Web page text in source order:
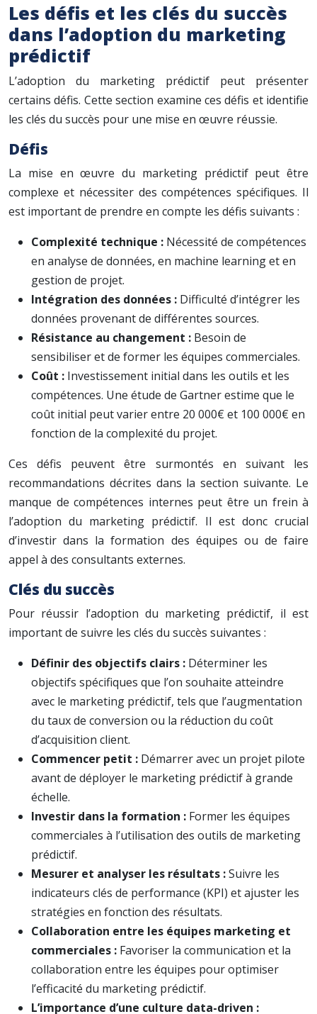
Les défis et les clés du succès
dans l’adoption du marketing
prédictif
L’adoption du marketing prédictif peut présenter
certains défis. Cette section examine ces défis et identifie
les clés du succès pour une mise en œuvre réussie.
Défis
La mise en œuvre du marketing prédictif peut être
complexe et nécessiter des compétences spécifiques. Il
est important de prendre en compte les défis suivants :
Complexité technique : Nécessité de compétences
en analyse de données, en machine learning et en
gestion de projet.
Intégration des données : Difficulté d’intégrer les
données provenant de différentes sources.
Résistance au changement : Besoin de
sensibiliser et de former les équipes commerciales.
Coût : Investissement initial dans les outils et les
compétences. Une étude de Gartner estime que le
coût initial peut varier entre 20 000€ et 100 000€ en
fonction de la complexité du projet.
Ces défis peuvent être surmontés en suivant les
recommandations décrites dans la section suivante. Le
manque de compétences internes peut être un frein à
l’adoption du marketing prédictif. Il est donc crucial
d’investir dans la formation des équipes ou de faire
appel à des consultants externes.
Clés du succès
Pour réussir l’adoption du marketing prédictif, il est
important de suivre les clés du succès suivantes :
Définir des objectifs clairs : Déterminer les
objectifs spécifiques que l’on souhaite atteindre
avec le marketing prédictif, tels que l’augmentation
du taux de conversion ou la réduction du coût
d’acquisition client.
Commencer petit : Démarrer avec un projet pilote
avant de déployer le marketing prédictif à grande
échelle.
Investir dans la formation : Former les équipes
commerciales à l’utilisation des outils de marketing
prédictif.
Mesurer et analyser les résultats :Suivre les
indicateurs clés de performance (KPI) et ajuster les
stratégies en fonction des résultats.
Collaboration entre les équipes marketing et
commerciales : Favoriser la communication et la
collaboration entre les équipes pour optimiser
l’efficacité du marketing prédictif.
L’importance d’une culture data-driven :